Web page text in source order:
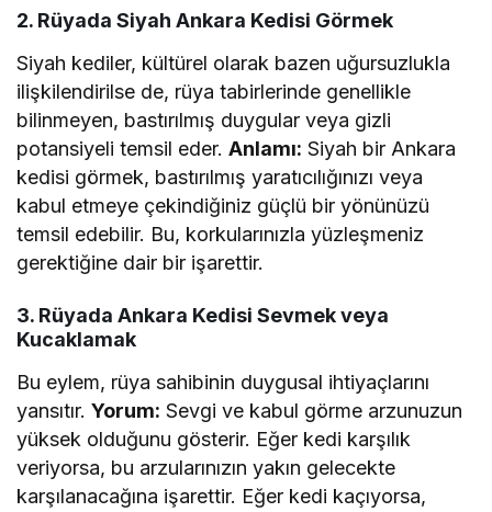
2. Rüyada Siyah Ankara Kedisi Görmek
Siyah kediler, kültürel olarak bazen uğursuzlukla
ilişkilendirilse de, rüya tabirlerinde genellikle
bilinmeyen, bastırılmış duygular veya gizli
potansiyeli temsil eder.Anlamı: Siyah bir Ankara
kedisi görmek, bastırılmış yaratıcılığınızı veya
kabul etmeye çekindiğiniz güçlü bir yönünüzü
temsil edebilir. Bu, korkularınızla yüzleşmeniz
gerektiğine dair bir işarettir.
3. Rüyada Ankara Kedisi Sevmek veya
Kucaklamak
Bu eylem, rüya sahibinin duygusal ihtiyaçlarını
yansıtır.Yorum: Sevgi ve kabul görme arzunuzun
yüksek olduğunu gösterir. Eğer kedi karşılık
veriyorsa, bu arzularınızın yakın gelecekte
karşılanacağına işarettir. Eğer kedi kaçıyorsa,